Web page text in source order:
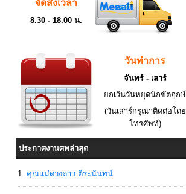
จัดส่งเวลา
8.30 - 18.00 น.
วันทำการ
จันทร์ - เสาร์
ยกเว้นวันหยุดนักขัตฤกษ์
(วันเสาร์กรุณาติดต่อโดย
โทรศัพท์)
ประกาศงานศพล่าสุด
คุณแม่ดวงดาว ตีระนันทน์